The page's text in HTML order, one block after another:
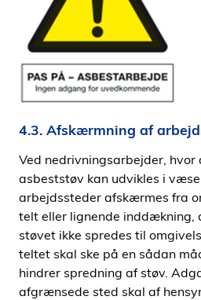
4.3. Afskærmning af
Ved nedrivningsarbejder, hvor
asbeststøv kan udvikles i
arbejdssteder afskærmes fra
telt eller lignende inddækning,
støvet ikke spredes til
teltet skal ske på en sådan
hindrer spredning af støv.
afgrænsede sted skal af